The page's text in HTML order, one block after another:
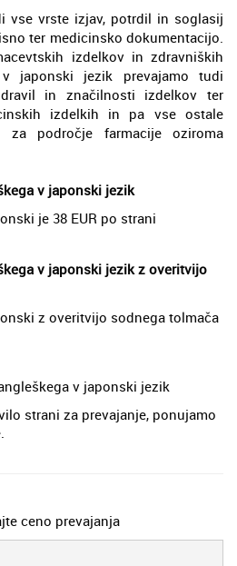
vse vrste izjav, potrdil in soglasij
ter medicinsko dokumentacijo.
izdelkov in zdravniških
japonski jezik prevajamo tudi
in značilnosti izdelkov ter
izdelkih in pa vse ostale
področje farmacije oziroma
v japonski jezik
je 38 EUR po strani
v japonski jezik z overitvijo
z overitvijo sodnega tolmača
v japonski jezik
strani za prevajanje, ponujamo
ceno prevajanja